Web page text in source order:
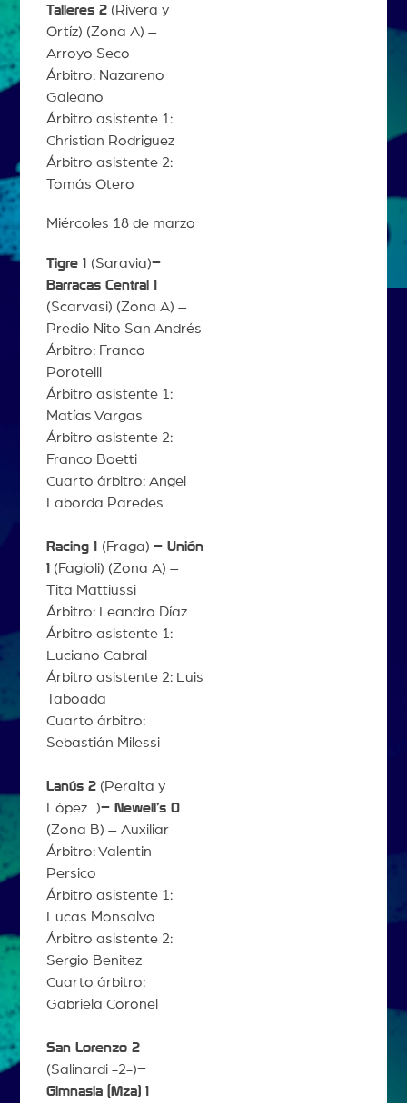
Talleres 2(Rivera y
Ortíz) (Zona A) –
Arroyo Seco
Árbitro: Nazareno
Galeano
Árbitro asistente 1:
Christian Rodriguez
Árbitro asistente 2:
Tomás Otero
Miércoles 18 de marzo
Tigre 1 (Saravia)–
Barracas Central 1
(Scarvasi) (Zona A) –
Predio Nito San Andrés
Árbitro: Franco
Porotelli
Árbitro asistente 1:
Matías Vargas
Árbitro asistente 2:
Franco Boetti
Cuarto árbitro: Angel
Laborda Paredes
Racing 1 (Fraga) – Unión
1 (Fagioli) (Zona A) –
Tita Mattiussi
Árbitro: Leandro Díaz
Árbitro asistente 1:
Luciano Cabral
Árbitro asistente 2: Luis
Taboada
Cuarto árbitro:
Sebastián Milessi
Lanús 2(Peralta y
López )– Newell’s 0
(Zona B) – Auxiliar
Árbitro: Valentin
Persico
Árbitro asistente 1:
Lucas Monsalvo
Árbitro asistente 2:
Sergio Benitez
Cuarto árbitro:
Gabriela Coronel
San Lorenzo 2
(Salinardi -2-)–
Gimnasia (Mza) 1